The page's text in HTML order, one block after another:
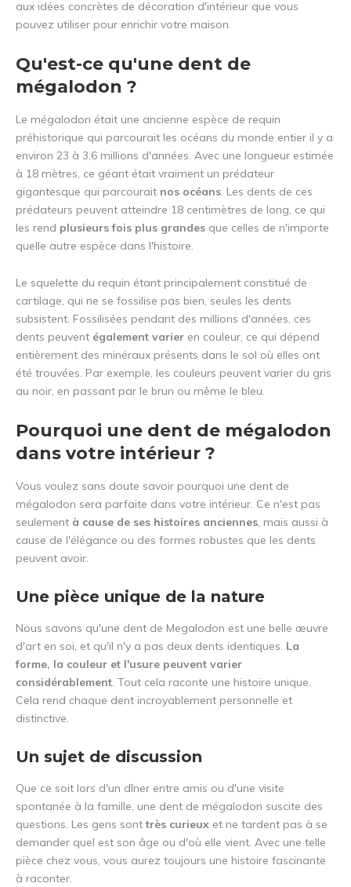
aux idées concrètes de décoration d'intérieur que vous
pouvez utiliser pour enrichir votre maison.
Qu'est-ce qu'une dent de
mégalodon ?
Le mégalodon était une ancienne espèce de requin
préhistorique qui parcourait les océans du monde entier il y a
environ 23 à 3,6 millions d'années. Avec une longueur estimée
à 18 mètres, ce géant était vraiment un prédateur
gigantesque qui parcourait nos océans. Les dents de ces
prédateurs peuvent atteindre 18 centimètres de long, ce qui
les rend plusieurs fois plus grandes que celles de n'importe
quelle autre espèce dans l'histoire.
Le squelette du requin étant principalement constitué de
cartilage, qui ne se fossilise pas bien, seules les dents
subsistent. Fossilisées pendant des millions d'années, ces
dents peuvent également varier en couleur, ce qui dépend
entièrement des minéraux présents dans le sol où elles ont
été trouvées. Par exemple, les couleurs peuvent varier du gris
au noir, en passant par le brun ou même le bleu.
Pourquoi une dent de mégalodon
dans votre intérieur ?
Vous voulez sans doute savoir pourquoi une dent de
mégalodon sera parfaite dans votre intérieur. Ce n'est pas
seulement à cause de ses histoires anciennes, mais aussi à
cause de l'élégance ou des formes robustes que les dents
peuvent avoir.
Une pièce unique de la nature
Nous savons qu'une dent de Megalodon est une belle œuvre
d'art en soi, et qu'il n'y a pas deux dents identiques. La
forme, la couleur et l'usure peuvent varier
considérablement. Tout cela raconte une histoire unique.
Cela rend chaque dent incroyablement personnelle et
distinctive.
Un sujet de discussion
Que ce soit lors d'un dîner entre amis ou d'une visite
spontanée à la famille, une dent de mégalodon suscite des
questions. Les gens sonttrès curieux et ne tardent pas à se
demander quel est son âge ou d'où elle vient. Avec une telle
pièce chez vous, vous aurez toujours une histoire fascinante
à raconter.